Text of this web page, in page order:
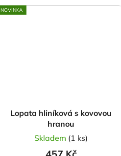
NOVINKA
Lopata hliníková s kovovou
hranou
Skladem (1 ks)